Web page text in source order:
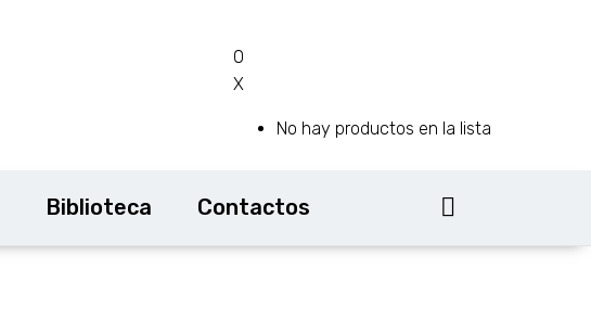
0
X
No hay productos en la lista
Biblioteca Contactos